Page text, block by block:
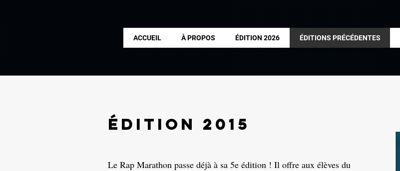
ACCUEIL À PROPOS ÉDITION 2026 ÉDITIONS PRÉCÉDENTES
édition 2015
Le Rap Marathon passe déjà à sa 5e édition ! Il offre aux élèves du